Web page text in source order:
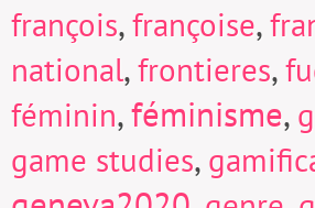
françois,françoise,
national,frontieres,
féminin,féminisme,
game studies,